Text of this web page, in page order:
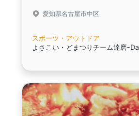
愛知県名古屋市中区
スポーツ・アウトドア
よさこい・どまつりチーム達磨-